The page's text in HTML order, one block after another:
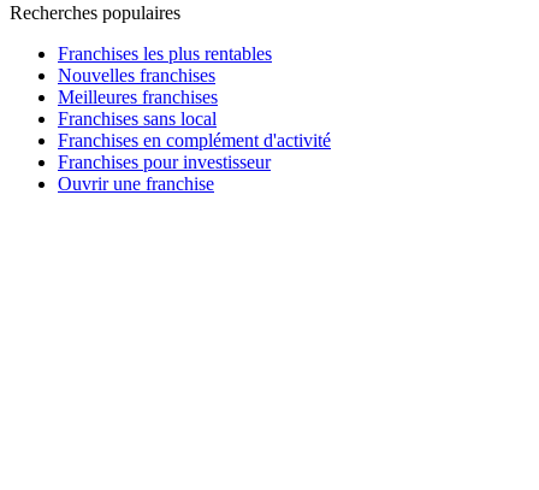
Recherches populaires
Franchises les plus rentables
Nouvelles franchises
Meilleures franchises
Franchises sans local
Franchises en complément d'activité
Franchises pour investisseur
Ouvrir une franchise